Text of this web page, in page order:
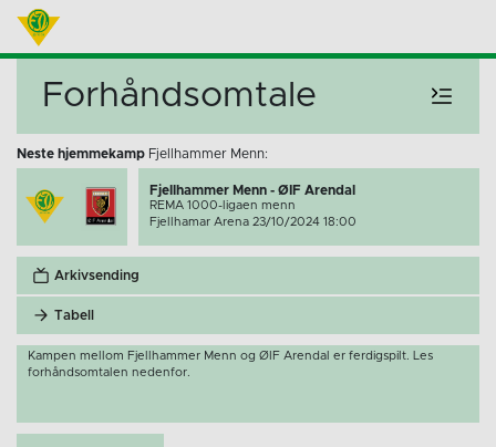
Forhåndsomtale
Neste hjemmekamp Fjellhammer Menn:
Fjellhammer Menn - ØIF Arendal
REMA 1000-ligaen menn
Fjellhamar Arena 23/10/2024 18:00
Arkivsending
Tabell
Kampen mellom Fjellhammer Menn og ØIF Arendal er ferdigspilt. Les
forhåndsomtalen nedenfor.